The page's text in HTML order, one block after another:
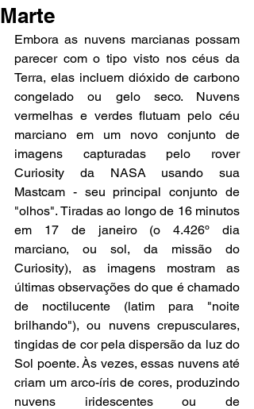
Marte
Embora as nuvens marcianas possam
parecer com o tipo visto nos céus da
Terra, elas incluem dióxido de carbono
congelado ou gelo seco. Nuvens
vermelhas e verdes flutuam pelo céu
marciano em um novo conjunto de
imagens capturadas pelo rover
Curiosity da NASA usando sua
Mastcam - seu principal conjunto de
"olhos". Tiradas ao longo de 16 minutos
em 17 de janeiro (o 4.426º dia
marciano, ou sol, da missão do
Curiosity), as imagens mostram as
últimas observações do que é chamado
de noctilucente (latim para "noite
brilhando"), ou nuvens crepusculares,
tingidas de cor pela dispersão da luz do
Sol poente. Às vezes, essas nuvens até
criam um arco-íris de cores, produzindo
nuvens iridescentes ou de